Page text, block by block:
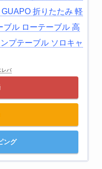
折りたたみ 軽
ブル ローテーブル 高
プテーブル ソロキャ
レバ
ング